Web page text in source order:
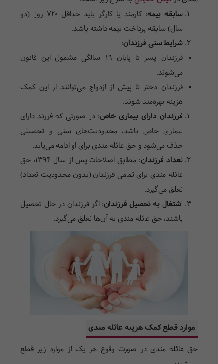
سابقه بیمه:
کارمند یا کارگر باید حداقل ۷۲۰ روز (دو
سال) سابقه پرداخت بیمه داشته باشد.
شرایط سنی فرزندان:
فرزندان پسر تا پایان ۱۹ سالگی مشمول این قانون
می‌شوند.
فرزندان دختر تا پیش از ازدواج می‌توانند از این کمک
هزینه بهره‌مند شوند.
فرزندان دارای بیماری خاص: در صورتی که فرزند دارای
بیماری خاص باشد، محدودیت‌های سنی و تحصیلی
حذف می‌شود و حق عائله مندی برای او ادامه می‌یابد.
تعداد فرزندان:
مطابق اصلاحات پس از سال ۱۳۹۴، حق
عائله مندی برای تمامی فرزندان (بدون محدودیت تعداد)
تعلق می‌گیرد.
اشتغال به تحصیل فرزندان: اگر فرزندان در حال تحصیل
باشند، حق عائله مندی به آن‌ها تعلق می‌گیرد.
موارد قطع کمک هزینه عائله مندی
حق عائله مندی در صورت وقوع هر یک از موارد زیر قطع